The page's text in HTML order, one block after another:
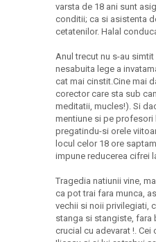
varsta de 18 ani sunt
conditii; ca si asistenta
cetatenilor. Halal
Anul trecut nu s-au
nesabuita lege a
cat mai cinstit.Cine mai
corector care sta sub
meditatii, mucles!). Si
mentiune si pe profesori
pregatindu-si orele
locul celor 18 ore
impune reducerea cifrei
Tragedia natiunii vine,
ca pot trai fara munca,
vechii si noii privilegiati,
stanga si stangiste, fara
crucial cu adevarat !.